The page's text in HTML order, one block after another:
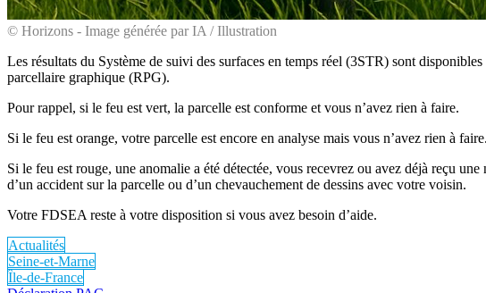
© Horizons - Image générée par IA / Illustration
Les résultats du Système de suivi des surfaces en temps réel (3STR) sont
parcellaire graphique (RPG).
Pour rappel, si le feu est vert, la parcelle est conforme et vous n’avez rien à faire.
Si le feu est orange, votre parcelle est encore en analyse mais vous n’avez rien à
Si le feu est rouge, une anomalie a été détectée, vous recevrez ou avez déjà reçu
d’un accident sur la parcelle ou d’un chevauchement de dessins avec votre voisin.
Votre FDSEA reste à votre disposition si vous avez besoin d’aide.
Actualités
Seine-et-Marne
Île-de-France